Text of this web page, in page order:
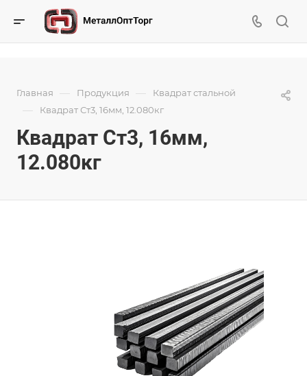
Главная — Продукция — Квадрат стальной
— Квадрат Ст3, 16мм, 12.080кг
Квадрат Ст3, 16мм,
12.080кг